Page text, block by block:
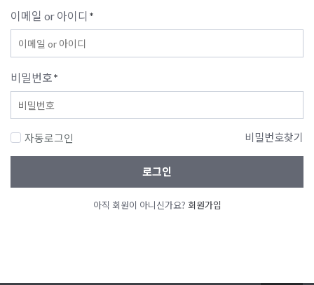
이메일 or 아이디 *
비밀번호*
자동로그인 비밀번호찾기
로그인
아직 회원이 아니신가요? 회원가입